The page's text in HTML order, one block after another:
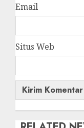
Email
Situs Web